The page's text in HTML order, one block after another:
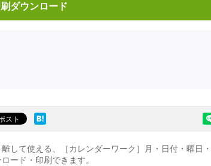
ダウンロード
して使える、［カレンダーワーク］月・日付・曜日
ード・印刷できます。